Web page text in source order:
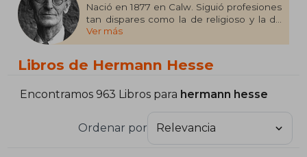
Nació en 1877 en Calw. Siguió profesiones
tan dispares como la de religioso y la de
mecánico, pero con la publicación de su
primera novela, Peter Camenzind (1904)
literaria lo colocó entre los autores más
destacados son: Demian (1919), Siddhartha
abalorios (1943). Entre muchas otras
distinciones, recibió en 1946 el premio
Nobel de Literatura. Murió en 1962, a los 85
Ver más
Libros de Hermann Hesse
Encontramos 963 Libros para hermann hesse
Ordenar por